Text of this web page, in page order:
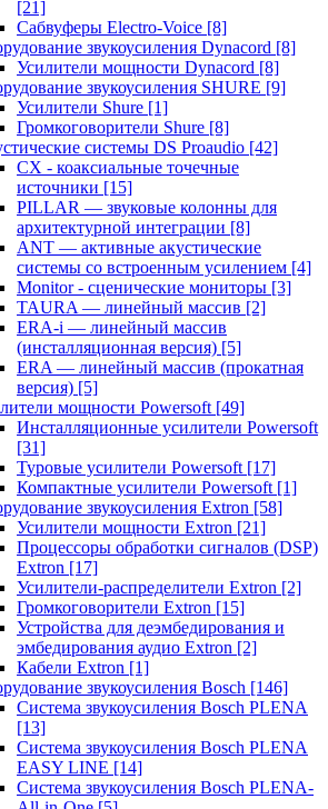
[21]
Сабвуферы Electro-Voice [8]
звукоусиления Dynacord [8]
Усилители мощности Dynacord [8]
звукоусиления SHURE [9]
Усилители Shure [1]
Громкоговорители Shure [8]
системы DS Proaudio [42]
CX - коаксиальные точечные
источники [15]
PILLAR — звуковые колонны для
архитектурной интеграции [8]
ANT — активные акустические
системы со встроенным усилением [4]
Monitor - сценические мониторы [3]
TAURA — линейный массив [2]
ERA-i — линейный массив
(инсталляционная версия) [5]
ERA — линейный массив (прокатная
версия) [5]
мощности Powersoft [49]
Инсталляционные усилители Powersoft
[31]
Туровые усилители Powersoft [17]
Компактные усилители Powersoft [1]
звукоусиления Extron [58]
Усилители мощности Extron [21]
Процессоры обработки сигналов (DSP)
Extron [17]
Усилители-распределители Extron [2]
Громкоговорители Extron [15]
Устройства для деэмбедирования и
эмбедирования аудио Extron [2]
Кабели Extron [1]
звукоусиления Bosch [146]
Система звукоусиления Bosch PLENA
[13]
Система звукоусиления Bosch PLENA
EASY LINE [14]
Система звукоусиления Bosch PLENA-